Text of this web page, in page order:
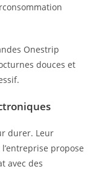
Onestrip
douces et
durer. Leur
propose
avec des